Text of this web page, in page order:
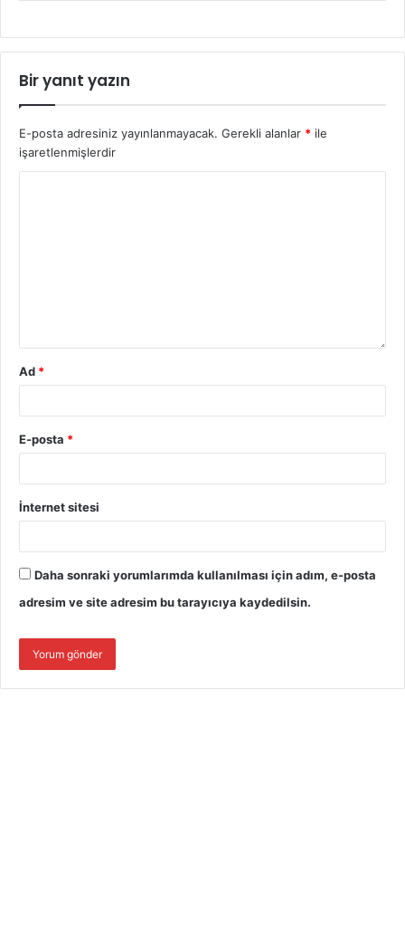
Bir yanıt yazın
E-posta adresiniz yayınlanmayacak. Gerekli alanlar * ile
işaretlenmişlerdir
Ad *
E-posta *
İnternet sitesi
Daha sonraki yorumlarımda kullanılması için adım, e-posta
adresim ve site adresim bu tarayıcıya kaydedilsin.